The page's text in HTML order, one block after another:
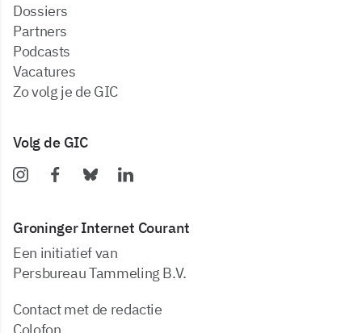
dossiers
partners
podcasts
vacatures
zo volg je de GIC
Volg de GIC
Groninger Internet Courant
Een initiatief van
Persbureau Tammeling B.V.
Contact met de redactie